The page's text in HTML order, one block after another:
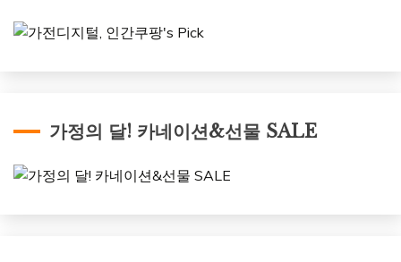
가정의 달! 카네이션&선물 SALE